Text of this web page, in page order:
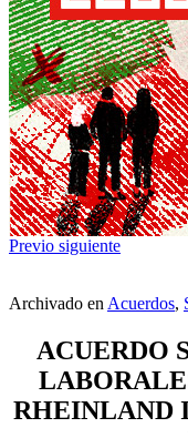
Previo siguiente
Archivado enAcuerdos,
ACUERDO
RHEINLAND